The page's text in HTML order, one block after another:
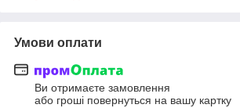
Умови оплати
Ви отримаєте замовлення
або гроші повернуться на вашу картку